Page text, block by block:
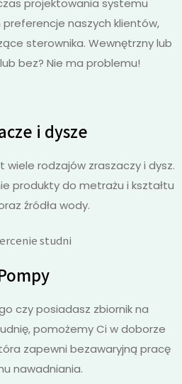
projektowania systemu
naszych klientów,
sterownika. Wewnętrzny lub
bez? Nie ma problemu!
i dysze
wiele rodzajów zraszaczy i dysz.
produkty do metrażu i kształtu
źródła wody.
czy posiadasz zbiornik na
pomożemy Ci w doborze
zapewni bezawaryjną pracę
nawadniania.